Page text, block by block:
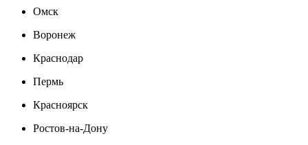
Омск
Воронеж
Краснодар
Пермь
Красноярск
Ростов-на-Дону